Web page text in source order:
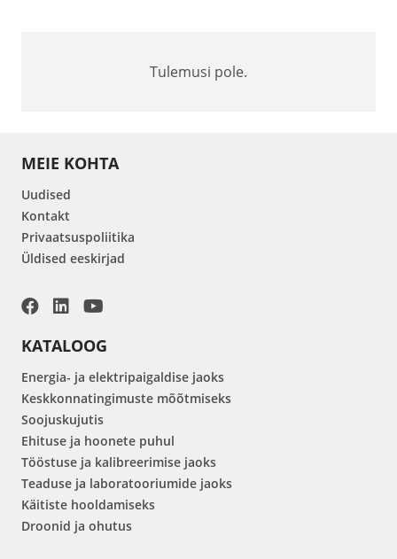
Tulemusi pole.
MEIE KOHTA
Uudised
Kontakt
Privaatsuspoliitika
Üldised eeskirjad
KATALOOG
Energia- ja elektripaigaldise jaoks
Keskkonnatingimuste mõõtmiseks
Soojuskujutis
Ehituse ja hoonete puhul
Tööstuse ja kalibreerimise jaoks
Teaduse ja laboratooriumide jaoks
Käitiste hooldamiseks
Droonid ja ohutus